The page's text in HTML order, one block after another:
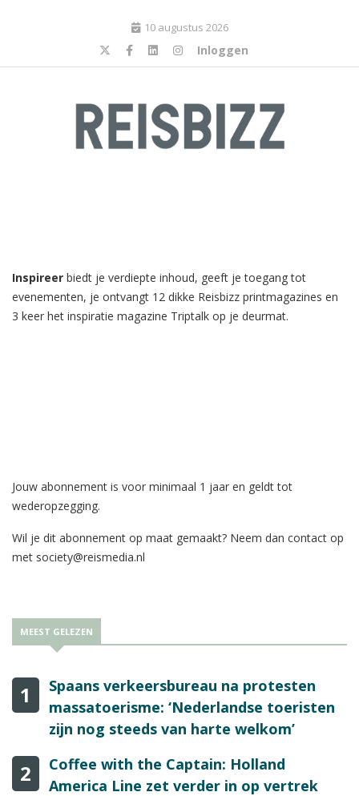
10 augustus 2026
Inloggen
Inspireer biedt je verdiepte inhoud, geeft je toegang tot
evenementen, je ontvangt 12 dikke Reisbizz printmagazines en
3 keer het inspiratie magazine Triptalk op je deurmat.
Jouw abonnement is voor minimaal 1 jaar en geldt tot
wederopzegging.
Wil je dit abonnement op maat gemaakt? Neem dan contact op
met society@reismedia.nl
MEEST GELEZEN
1
Spaans verkeersbureau na protesten
massatoerisme: ‘Nederlandse toeristen
zijn nog steeds van harte welkom’
2
Coffee with the Captain: Holland
America Line zet verder in op vertrek